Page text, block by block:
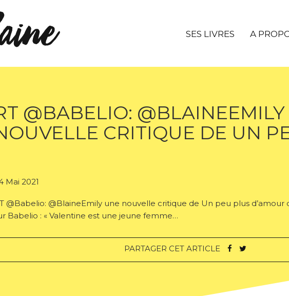
SES LIVRES A
@BABELIO:
CRITIQUE DE UN
Mai 2021
@Babelio: @BlaineEmily une nouvelle critique de Un peu plus d’amour
Babelio : « Valentine est une jeune femme…
PARTAGER CET ARTICLE